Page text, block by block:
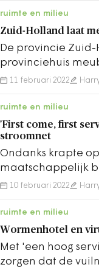
ruimte en milieu
Zuid-Holland laat
De provincie
provinciehuis
bermmaaisel, als
11 februari 2022
ruimte en milieu
'First come, first
stroomnet
Ondanks krapte
maatschappelijk
nieuwe
10 februari 2022
ruimte en milieu
Wormenhotel en
Met 'een hoog
zorgen dat de